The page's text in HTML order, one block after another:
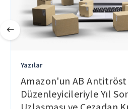
Yazılar
Amazon'un AB Antitröst
Düzenleyicileriyle Yıl